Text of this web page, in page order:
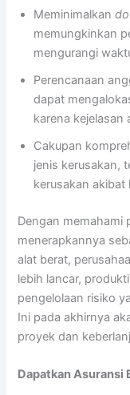
Meminimalkan
memungkinkan
mengurangi
Perencanaan
dapat
karena kejelasan
Cakupan
jenis kerusakan,
kerusakan akibat
Dengan memahami
menerapkannya
alat berat,
lebih lancar,
pengelolaan risiko
Ini pada akhirnya
proyek dan
Dapatkan Asuransi